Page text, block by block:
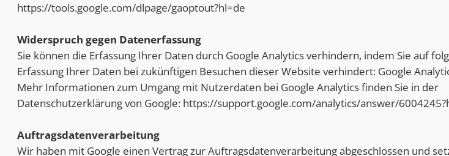
https://tools.google.com/dlpage/gaoptout?hl=de
Widerspruch gegen Datenerfassung
Sie können die Erfassung Ihrer Daten durch Google Analytics verhindern, indem Sie auf
Erfassung Ihrer Daten bei zukünftigen Besuchen dieser Website verhindert: Google
Mehr Informationen zum Umgang mit Nutzerdaten bei Google Analytics finden Sie in der
Datenschutzerklärung von Google: https://support.google.com/analytics/answer/
Auftragsdatenverarbeitung
Wir haben mit Google einen Vertrag zur Auftragsdatenverarbeitung abgeschlossen und